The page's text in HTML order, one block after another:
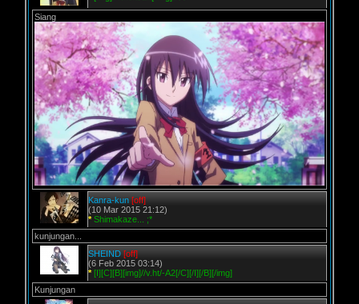
Siang
Kanra-kun [off]
(10 Mar 2015 21:12)
* Shimakaze... ;*
kunjungan...
SHEIND [off]
(6 Feb 2015 03:14)
* [I][C][B][img]//v.ht/-A2[/C][/I][/B][/img]
Kunjungan